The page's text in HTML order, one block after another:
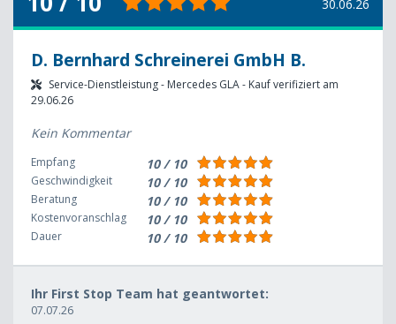
30.06.26
D. Bernhard Schreinerei GmbH B.
Service-Dienstleistung - Mercedes GLA - Kauf verifiziert am
29.06.26
Kein Kommentar
Empfang 10 / 10
Geschwindigkeit 10 / 10
Beratung 10 / 10
Kostenvoranschlag 10 / 10
Dauer 10 / 10
Ihr First Stop Team hat geantwortet:
07.07.26